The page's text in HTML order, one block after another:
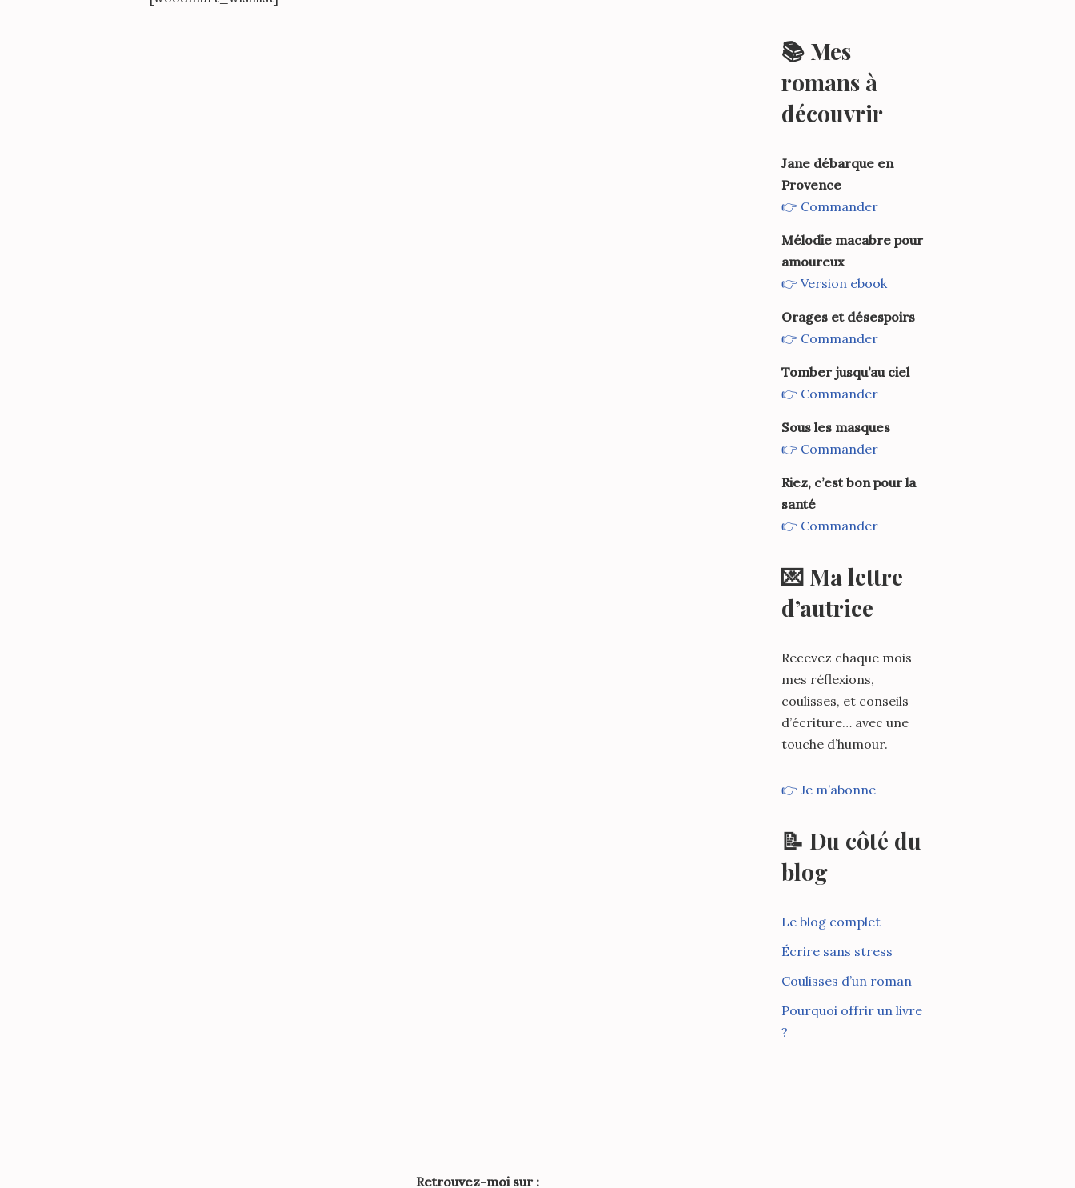
📚 Mes
romans à
découvrir
Jane débarque en
Provence
👉 Commander
Mélodie macabre pour
amoureux
👉 Version ebook
Orages et désespoirs
👉 Commander
Tomber jusqu’au ciel
👉 Commander
Sous les masques
👉 Commander
Riez, c’est bon pour la
santé
👉 Commander
💌 Ma lettre
d’autrice
Recevez chaque mois
mes réflexions,
coulisses, et conseils
d’écriture… avec une
touche d’humour.
👉 Je m’abonne
📝 Du côté du
blog
Le blog complet
Écrire sans stress
Coulisses d’un roman
Pourquoi offrir un livre
?
Retrouvez-moi sur :